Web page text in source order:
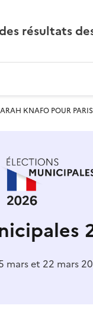
résultats
KNAFO POUR
mars et 22 mars